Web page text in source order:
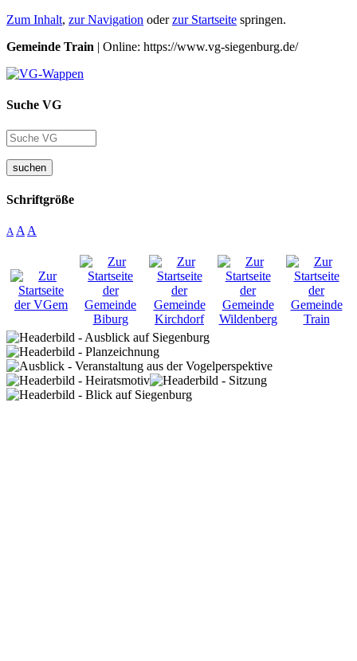
Zum Inhalt, zur Navigation oderzur Startseite springen.
Gemeinde Train | Online: https://www.vg-siegenburg.de/
Suche VG
suchen
Schriftgröße
A A A